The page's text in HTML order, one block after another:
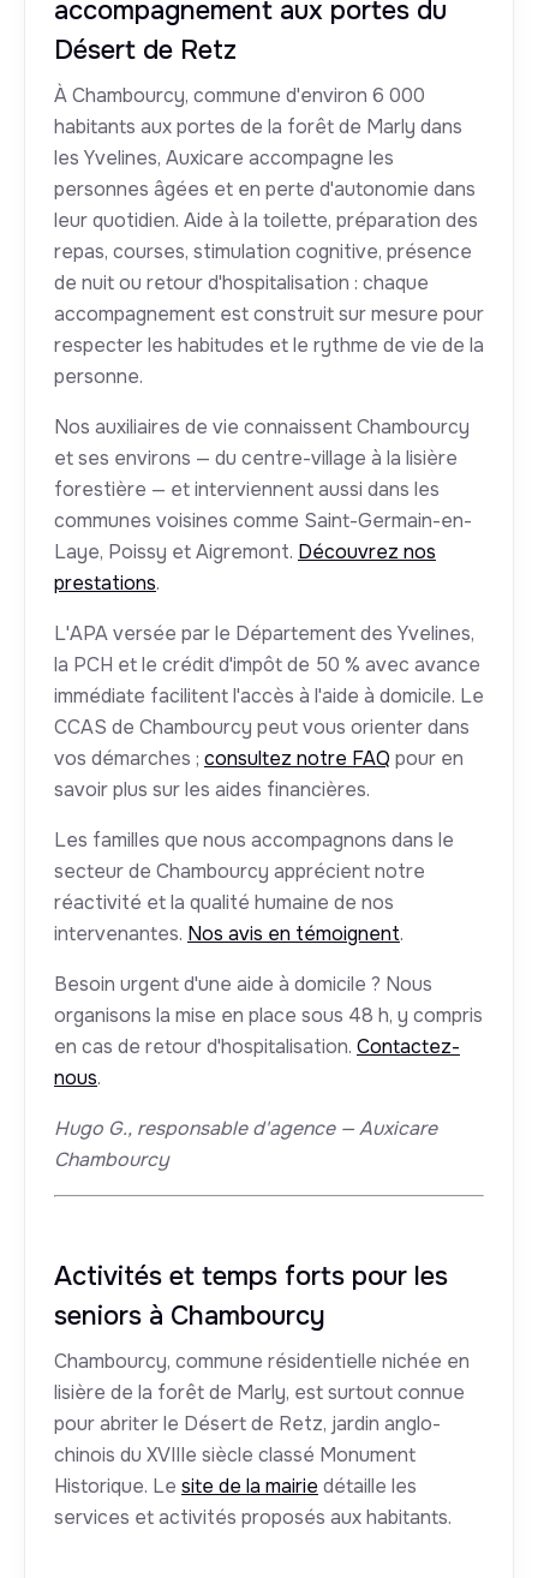
accompagnement aux portes du
Désert de Retz
À Chambourcy, commune d'environ 6 000
habitants aux portes de la forêt de Marly dans
les Yvelines, Auxicare accompagne les
personnes âgées et en perte d'autonomie dans
leur quotidien. Aide à la toilette, préparation des
repas, courses, stimulation cognitive, présence
de nuit ou retour d'hospitalisation : chaque
accompagnement est construit sur mesure pour
respecter les habitudes et le rythme de vie de la
personne.
Nos auxiliaires de vie connaissent Chambourcy
et ses environs — du centre-village à la lisière
forestière — et interviennent aussi dans les
communes voisines comme Saint-Germain-en-
Laye, Poissy et Aigremont. Découvrez nos
prestations.
L'APA versée par le Département des Yvelines,
la PCH et le crédit d'impôt de 50 % avec avance
immédiate facilitent l'accès à l'aide à domicile. Le
CCAS de Chambourcy peut vous orienter dans
vos démarches ; consultez notre FAQ pour en
savoir plus sur les aides financières.
Les familles que nous accompagnons dans le
secteur de Chambourcy apprécient notre
réactivité et la qualité humaine de nos
intervenantes. Nos avis en témoignent.
Besoin urgent d'une aide à domicile ? Nous
organisons la mise en place sous 48 h, y compris
en cas de retour d'hospitalisation. Contactez-
nous.
Hugo G., responsable d'agence — Auxicare
Chambourcy
Activités et temps forts pour les
seniors à Chambourcy
Chambourcy, commune résidentielle nichée en
lisière de la forêt de Marly, est surtout connue
pour abriter le Désert de Retz, jardin anglo-
chinois du XVIIIe siècle classé Monument
Historique. Le site de la mairie détaille les
services et activités proposés aux habitants.